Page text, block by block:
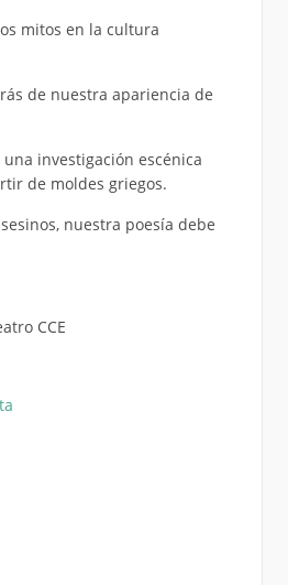
mitos en la cultura
de nuestra apariencia de
investigación escénica
de moldes griegos.
nuestra poesía debe
CCE